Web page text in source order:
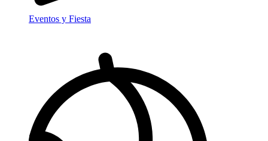
Eventos y Fiesta